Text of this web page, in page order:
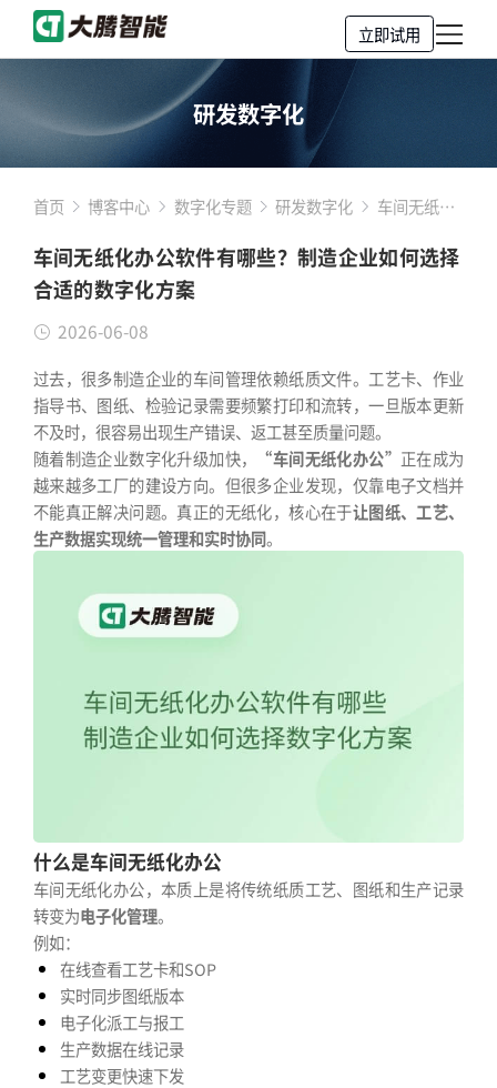
立即试用
研发数字化
首页 博客中心 数字化专题 研发数字化
车间无纸化
哪些？制造
车间无纸化办公软件有哪些？制造企业如何选择
合适的数字化方案
2026-06-08
过去，很多制造企业的车间管理依赖纸质文件。工艺卡、作业
指导书、图纸、检验记录需要频繁打印和流转，一旦版本更新
不及时，很容易出现生产错误、返工甚至质量问题。
随着制造企业数字化升级加快，
“车间无纸化办公” 正在成为
越来越多工厂的建设方向。但很多企业发现，仅靠电子文档并
不能真正解决问题。真正的无纸化，核心在于让图纸、工艺、
生产数据实现统一管理和实时协同。
什么是车间无纸化办公
车间无纸化办公，本质上是将传统纸质工艺、图纸和生产记录
转变为电子化管理。
例如：
在线查看工艺卡和SOP
实时同步图纸版本
电子化派工与报工
生产数据在线记录
工艺变更快速下发